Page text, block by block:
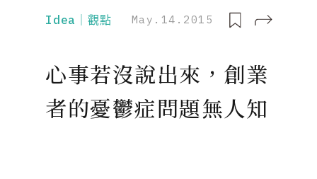
Idea｜觀點 May.14.2015
心事若沒說出來，創業
者的憂鬱症問題無人知